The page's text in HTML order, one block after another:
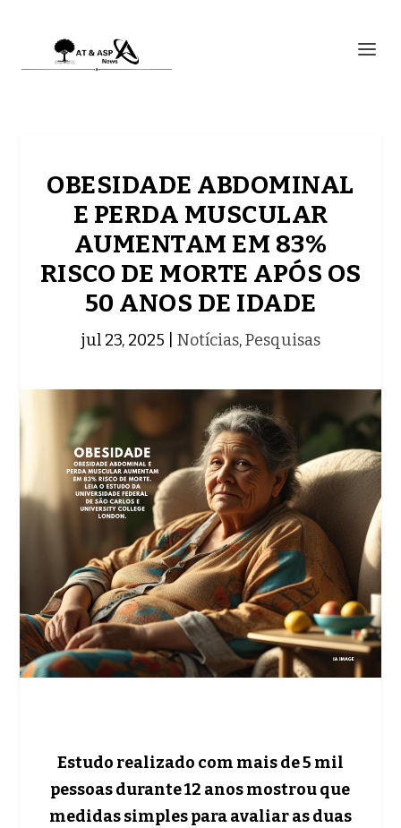
OBESIDADE ABDOMINAL
E PERDA MUSCULAR
AUMENTAM EM 83%
RISCO DE MORTE APÓS OS
50 ANOS DE IDADE
jul 23, 2025 Notícias,Pesquisas
Estudo realizado com mais de 5 mil
pessoas durante 12 anos mostrou que
medidas simples para avaliar as duas